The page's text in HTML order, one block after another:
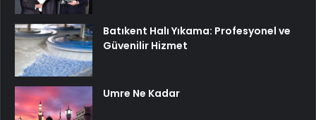
Batıkent Halı Yıkama: Profesyonel ve
Güvenilir Hizmet
Umre Ne Kadar